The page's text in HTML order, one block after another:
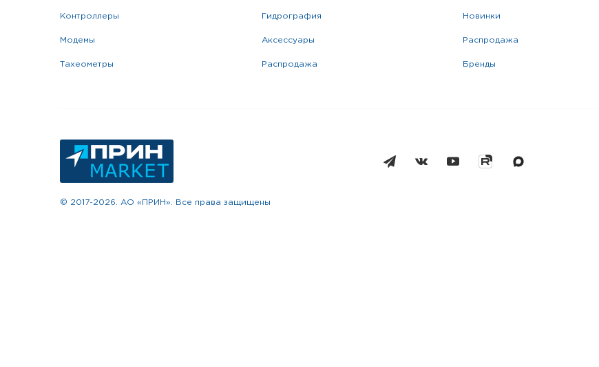
контроллеры
модемы
тахеометры
гидрография
аксессуары
распродажа
новинки
распродажа
бренды
© 2017-2026. АО «ПРИН». Все права защищены